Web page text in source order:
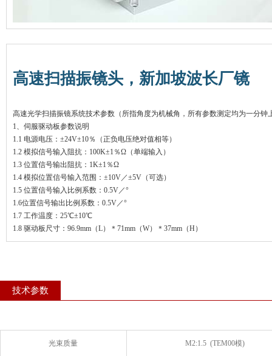
高速扫描振镜头，新加坡波长厂镜
高速光学扫描振镜系统技术参数（所指角度为机械角，所有参数测定均为一分钟
1、伺服驱动板参数说明
1.1 电源电压：±24V±10％（正负电压绝对值相等）
1.2 模拟信号输入阻抗：100K±1％Ω（单端输入）
1.3 位置信号输出阻抗：1K±1％Ω
1.4 模拟位置信号输入范围：±10V／±5V（可选）
1.5 位置信号输入比例系数：0.5V／°
1.6位置信号输出比例系数：0.5V／°
1.7 工作温度：25℃±10℃
1.8 驱动板尺寸：96.9mm（L）＊71mm（W）＊37mm（H）
技术参数
光束质量 M2:1.5 (TEM00模)